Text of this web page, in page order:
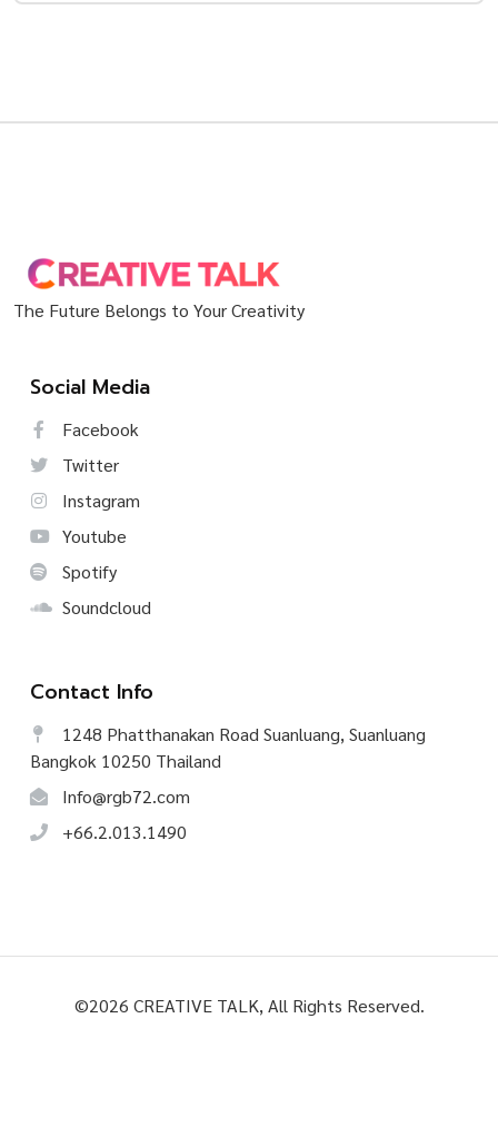
The Future Belongs to Your Creativity
Social Media
Facebook
Twitter
Instagram
Youtube
Spotify
Soundcloud
Contact Info
1248 Phatthanakan Road Suanluang, Suanluang
Bangkok 10250 Thailand
Info@rgb72.com
+66.2.013.1490
©2026 CREATIVE TALK, All Rights Reserved.